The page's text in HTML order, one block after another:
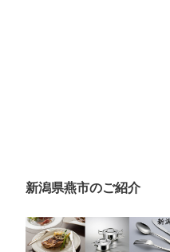
新潟県燕市のご紹介